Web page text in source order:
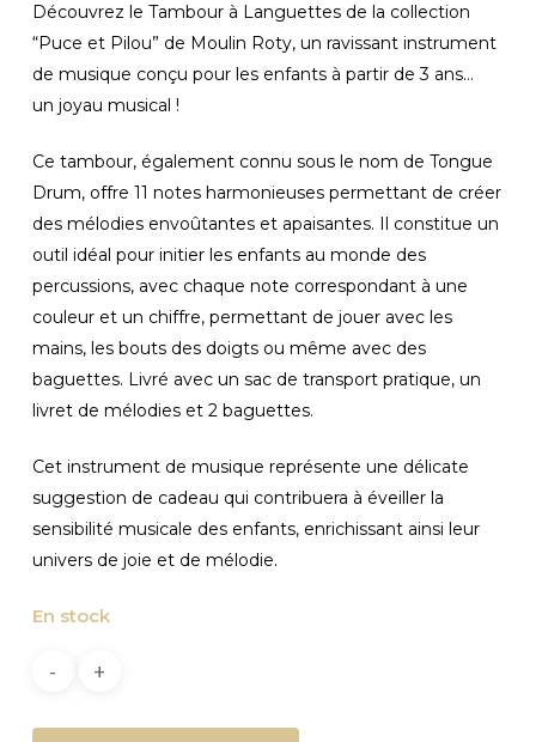
Découvrez le Tambour à Languettes de la collection
“Puce et Pilou” de Moulin Roty, un ravissant instrument
de musique conçu pour les enfants à partir de 3 ans…
un joyau musical !
Ce tambour, également connu sous le nom de Tongue
Drum, offre 11 notes harmonieuses permettant de créer
des mélodies envoûtantes et apaisantes. Il constitue un
outil idéal pour initier les enfants au monde des
percussions, avec chaque note correspondant à une
couleur et un chiffre, permettant de jouer avec les
mains, les bouts des doigts ou même avec des
baguettes. Livré avec un sac de transport pratique, un
livret de mélodies et 2 baguettes.
Cet instrument de musique représente une délicate
suggestion de cadeau qui contribuera à éveiller la
sensibilité musicale des enfants, enrichissant ainsi leur
univers de joie et de mélodie.
En stock